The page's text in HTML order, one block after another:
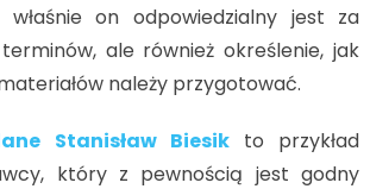
właśnie on odpowiedzialny jest za
ale również określenie, jak
należy przygotować.
Stanisław Biesik to przykład
który z pewnością jest godny